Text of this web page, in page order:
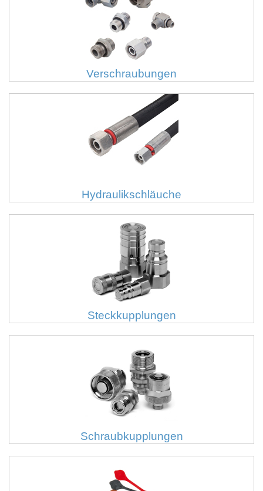
Verschraubungen
Hydraulikschläuche
Steckkupplungen
Schraubkupplungen